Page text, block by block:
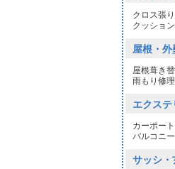
クロス張
クッショ
屋根・外
屋根葺き
雨もり修
エクステ
カーポー
バルコニ
サッシ・